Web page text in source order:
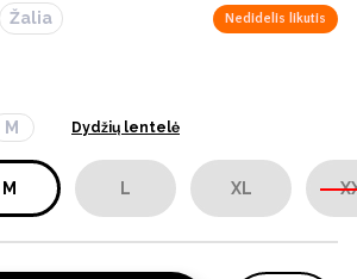
Žalia Nedidelis likutis
M Dydžių lentelė
M L XL